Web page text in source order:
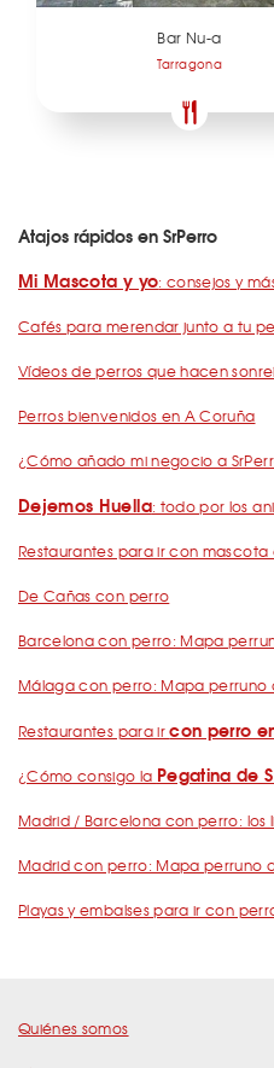
Bar Nu-a
Tarragona
Atajos rápidos en SrPerro
Mi Mascota y yo: consejos y
Cafés para merendar junto a tu
Vídeos de perros que hacen
Perros bienvenidos en A Coruña
¿Cómo añado mi negocio a
Dejemos Huella: todo por los
Restaurantes para ir con mascota
De Cañas con perro
Barcelona con perro: Mapa
Málaga con perro: Mapa perruno
Restaurantes para ircon perro
¿Cómo consigo la Pegatina de
Madrid / Barcelona con perro: los
Madrid con perro: Mapa perruno
Playas y embalses para ir con
Quiénes somos